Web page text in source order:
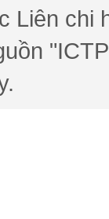
Liên chi